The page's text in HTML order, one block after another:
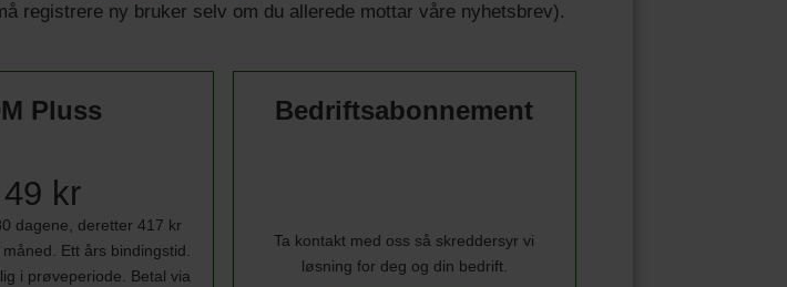
registrere ny bruker selv om du allerede mottar våre nyhetsbrev).
Pluss
49 kr
dagene, deretter 417 kr
Ett års bindingstid.
i prøveperiode. Betal via
Bedriftsabonnement
Ta kontakt med oss så skreddersyr vi
løsning for deg og din bedrift.